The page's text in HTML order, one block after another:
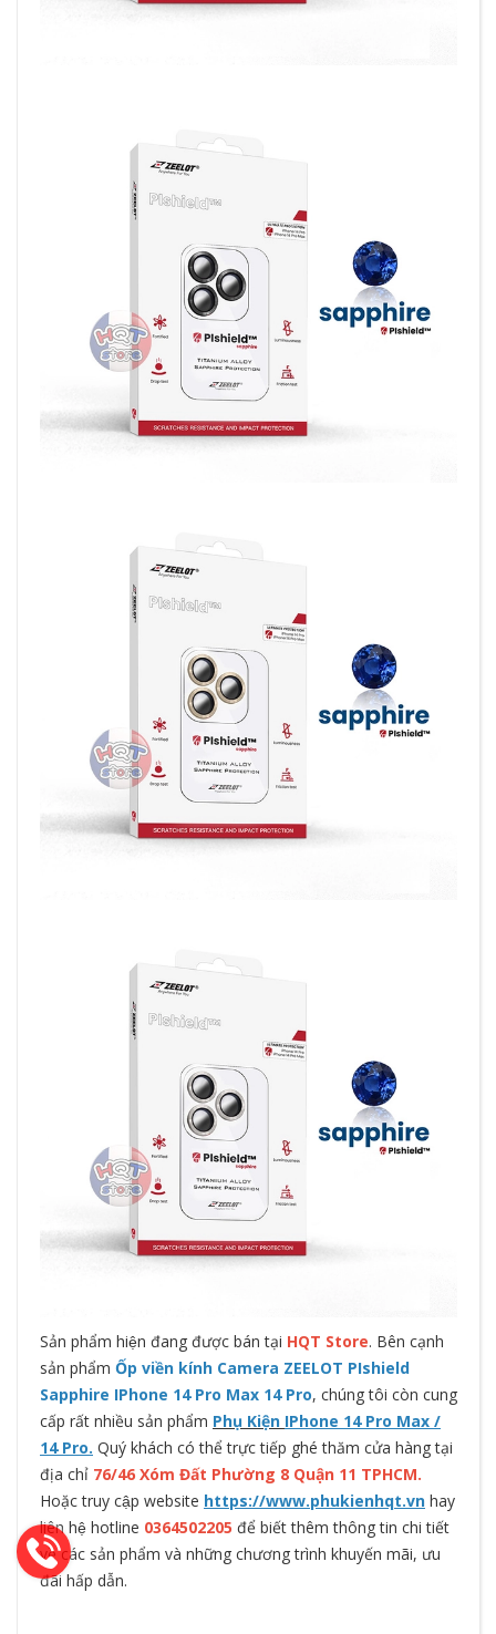
Sản phẩm hiện đang được bán tại HQT Store. Bên cạnh
sản phẩm Ốp viền kính Camera ZEELOT PIshield
Sapphire IPhone 14 Pro Max 14 Pro, chúng tôi còn cung
cấp rất nhiều sản phẩm Phụ Kiện IPhone 14 Pro Max /
14 Pro. Quý khách có thể trực tiếp ghé thăm cửa hàng tại
địa chỉ 76/46 Xóm Đất Phường 8 Quận 11 TPHCM.
Hoặc truy cập website https://www.phukienhqt.vn hay
liên hệ hotline 0364502205 để biết thêm thông tin chi tiết
về các sản phẩm và những chương trình khuyến mãi, ưu
đãi hấp dẫn.